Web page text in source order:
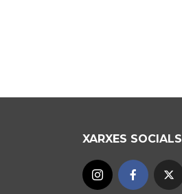
XARXES SOCIALS